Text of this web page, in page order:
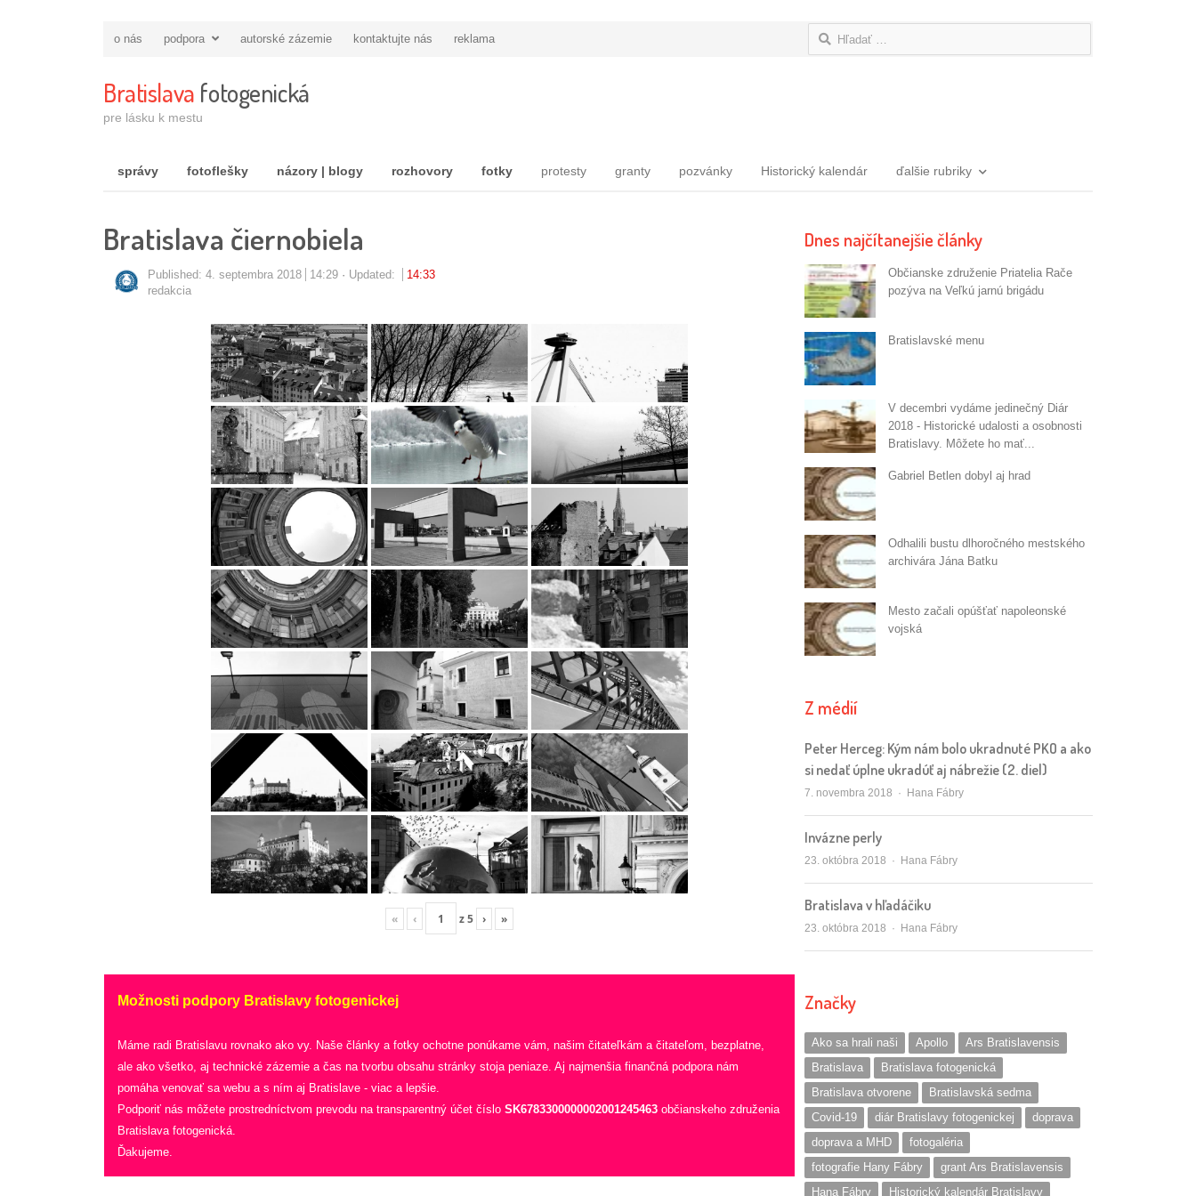
o nás podpora autorské zázemie kontaktujte nás reklama Hľadať:
Bratislava fotogenická
pre lásku k mestu
správy fotoflešky názory | blogy rozhovory fotky protesty granty pozvánky Historický kalendár ďalšie rubriky
Bratislava čiernobiela
Published: 4. septembra 2018 14:29 Updated:
14:33
Autor/ka
redakcia
« ‹ z5 › »
Možnosti podpory Bratislavy fotogenickej
Máme radi Bratislavu rovnako ako vy. Naše články a fotky ochotne ponúkame vám, našim čitateľkám a čitateľom, bezplatne,
ale ako všetko, aj technické zázemie a čas na tvorbu obsahu stránky stoja peniaze. Aj najmenšia finančná podpora nám
pomáha venovať sa webu a s ním aj Bratislave - viac a lepšie.
Podporiť nás môžete prostredníctvom prevodu na transparentný účet číslo SK6783300000002001245463 občianskeho združenia
Bratislava fotogenická.
Ďakujeme.
Dnes najčítanejšie články
Občianske združenie Priatelia Rače
pozýva na Veľkú jarnú brigádu
Bratislavské menu
V decembri vydáme jedinečný Diár
2018 - Historické udalosti a osobnosti
Bratislavy. Môžete ho mať...
Gabriel Betlen dobyl aj hrad
Odhalili bustu dlhoročného mestského
archivára Jána Batku
Mesto začali opúšťať napoleonské
vojská
Z médií
Peter Herceg: Kým nám bolo ukradnuté PKO a ako
si nedať úplne ukradúť aj nábrežie (2. diel)
7. novembra 2018 Autor/ka
Hana Fábry
Invázne perly
23. októbra 2018 Autor/ka
Hana Fábry
Bratislava v hľadáčiku
23. októbra 2018 Autor/ka
Hana Fábry
Značky
Ako sa hrali naši Apollo
Ars Bratislavensis
Bratislava
Bratislava fotogenická
Bratislava otvorene
Bratislavská sedma
Covid-19
diár Bratislavy fotogenickej
doprava
doprava a MHD
fotogaléria
fotografie Hany Fábry
grant Ars Bratislavensis
Hana Fábry
Historický kalendár Bratislavy